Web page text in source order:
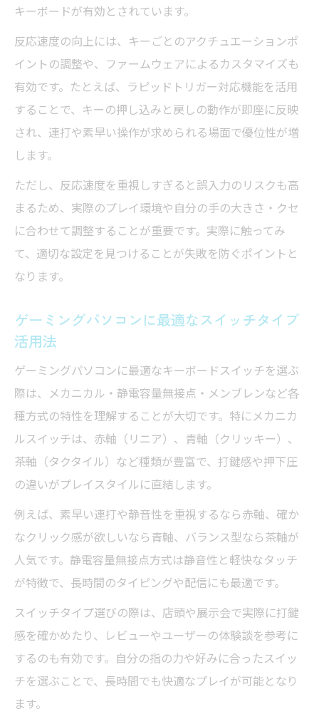
キーボードが有効とされています。
反応速度の向上には、キーごとのアクチュエーションポ
イントの調整や、ファームウェアによるカスタマイズも
有効です。たとえば、ラピッドトリガー対応機能を活用
することで、キーの押し込みと戻しの動作が即座に反映
され、連打や素早い操作が求められる場面で優位性が増
します。
ただし、反応速度を重視しすぎると誤入力のリスクも高
まるため、実際のプレイ環境や自分の手の大きさ・クセ
に合わせて調整することが重要です。実際に触ってみ
て、適切な設定を見つけることが失敗を防ぐポイントと
なります。
ゲーミングパソコンに最適なスイッチタイプ
活用法
ゲーミングパソコンに最適なキーボードスイッチを選ぶ
際は、メカニカル・静電容量無接点・メンブレンなど各
種方式の特性を理解することが大切です。特にメカニカ
ルスイッチは、赤軸（リニア）、青軸（クリッキー）、
茶軸（タクタイル）など種類が豊富で、打鍵感や押下圧
の違いがプレイスタイルに直結します。
例えば、素早い連打や静音性を重視するなら赤軸、確か
なクリック感が欲しいなら青軸、バランス型なら茶軸が
人気です。静電容量無接点方式は静音性と軽快なタッチ
が特徴で、長時間のタイピングや配信にも最適です。
スイッチタイプ選びの際は、店頭や展示会で実際に打鍵
感を確かめたり、レビューやユーザーの体験談を参考に
するのも有効です。自分の指の力や好みに合ったスイッ
チを選ぶことで、長時間でも快適なプレイが可能となり
ます。